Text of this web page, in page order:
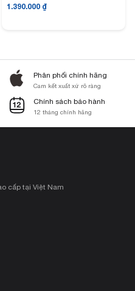
1.390.000 ₫
Phân phối chính hãng
Cam kết xuất xứ rõ ràng
Chính sách bảo hành
12 tháng chính hãng
cấp tại Việt Nam